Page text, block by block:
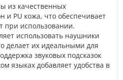
из качественных
и PU кожа, что обеспечивает
при использовании.
использовать наушники
делает их идеальными для
звуковых подсказок
языках добавляет удобства в